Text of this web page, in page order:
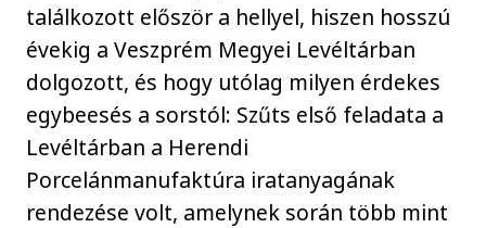
találkozott először a hellyel, hiszen hosszú
évekig a Veszprém Megyei Levéltárban
dolgozott, és hogy utólag milyen érdekes
egybeesés a sorstól: Szűts első feladata a
Levéltárban a Herendi
Porcelánmanufaktúra iratanyagának
rendezése volt, amelynek során több mint